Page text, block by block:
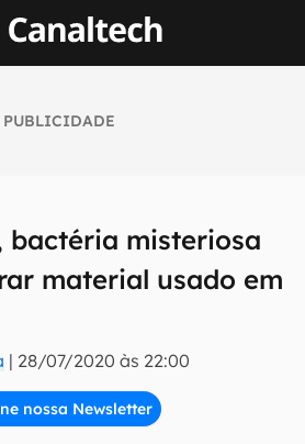
PUBLICIDADE
bactéria misteriosa
material usado em
| 28/07/2020 às 22:00
nossa Newsletter
tecnologia em primeira
inscreva-se